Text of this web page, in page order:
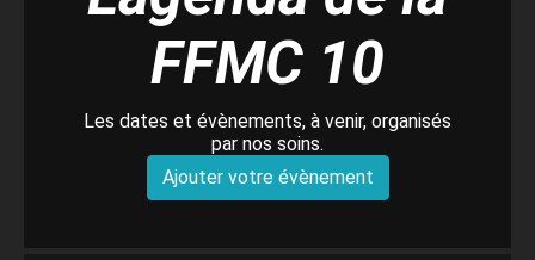
FFMC 10
Les dates et évènements, à venir, organisés
par nos soins.
Ajouter votre évènement